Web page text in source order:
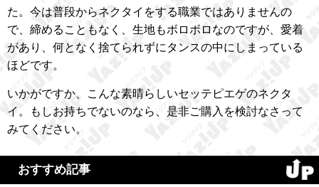
た。今は普段からネクタイをする職業ではありませんの
で、締めることもなく、生地もボロボロなのですが、愛着
があり、何となく捨てられずにタンスの中にしまっている
ほどです。
いかがですか、こんな素晴らしいセッテピエゲのネクタ
イ。もしお持ちでないのなら、是非ご購入を検討なさって
みてください。
おすすめ記事